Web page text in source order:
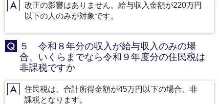
A改正の影響はありません。給与収入金額が220万円
以下の人のみが対象です。
Q
５ 令和８年分の収入が給与収入のみの場
合、いくらまでなら令和９年度分の住民税は
非課税ですか
A住民税は、合計所得金額が45万円以下の場合、非
課税となります。